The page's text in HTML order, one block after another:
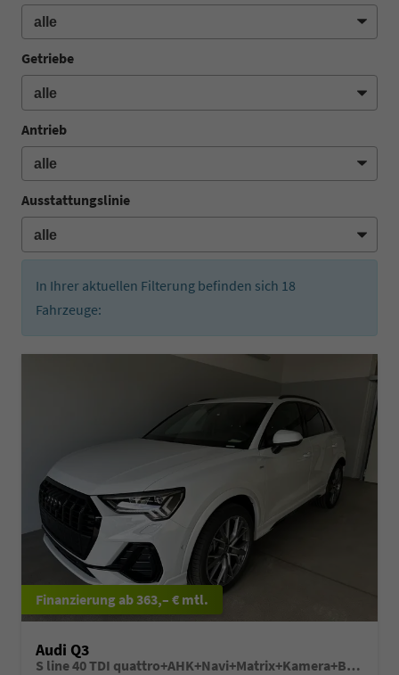
Getriebe
Antrieb
Ausstattungslinie
In Ihrer aktuellen Filterung befinden sich 18
Fahrzeuge:
ab 363,– € mtl.
Audi Q3
S line 40 TDI quattro+AHK+Navi+Matrix+Kamera+Black+GV5+Alu20+ParkAssist